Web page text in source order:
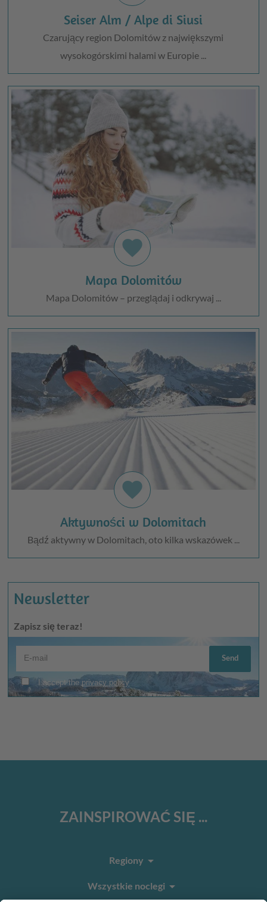
Seiser Alm / Alpe di Siusi
Czarujący region Dolomitów z największymi
wysokogórskimi halami w Europie ...
favorite
Mapa Dolomitów
Mapa Dolomitów – przeglądaj i odkrywaj ...
favorite
Aktywności w Dolomitach
Bądź aktywny w Dolomitach, oto kilka wskazówek ...
Newsletter
Zapisz się teraz!
ZAINSPIROWAĆ SIĘ ...
Regiony arrow_drop_down
Wszystkie noclegi arrow_drop_down